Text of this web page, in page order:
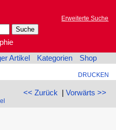
Erweiterte Suche
Artikel Kategorien Shop
DRUCKEN
<< Zurück | Vorwärts >>